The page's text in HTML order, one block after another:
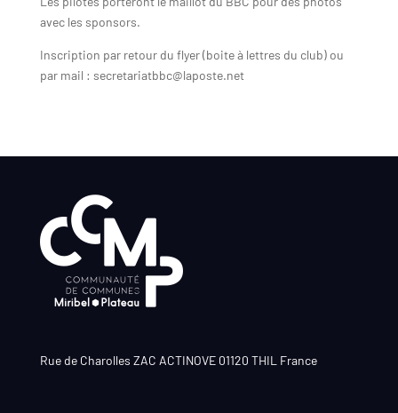
avec les sponsors.
Inscription par retour du flyer (boite à lettres du club) ou
par mail : secretariatbbc@laposte.net
Rue de Charolles ZAC ACTINOVE 01120 THIL France